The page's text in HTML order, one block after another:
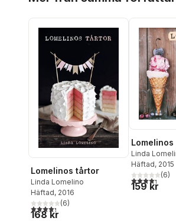
Lomelinos tårtor
Linda Lomelino
Häftad, 2016
4,3utav 5 stjärnor. Totalt antal röster:
(6)
168 kr
Lomelinos
Linda
Häftad, 2015
4,3utav 5(6)
159 kr